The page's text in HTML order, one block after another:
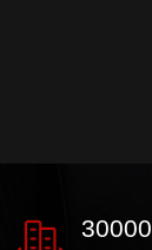
30000